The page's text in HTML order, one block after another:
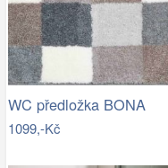
WC předložka BONA
1099,-Kč